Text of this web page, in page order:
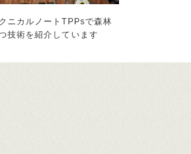
ニカルノートTPPsで森林
技術を紹介しています